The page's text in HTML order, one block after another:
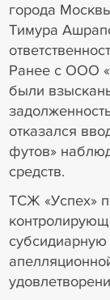
города
Тимура
Ранее с ООО
были
отказался
футов»
средств.
ТСЖ «Успех»
субсидиарную